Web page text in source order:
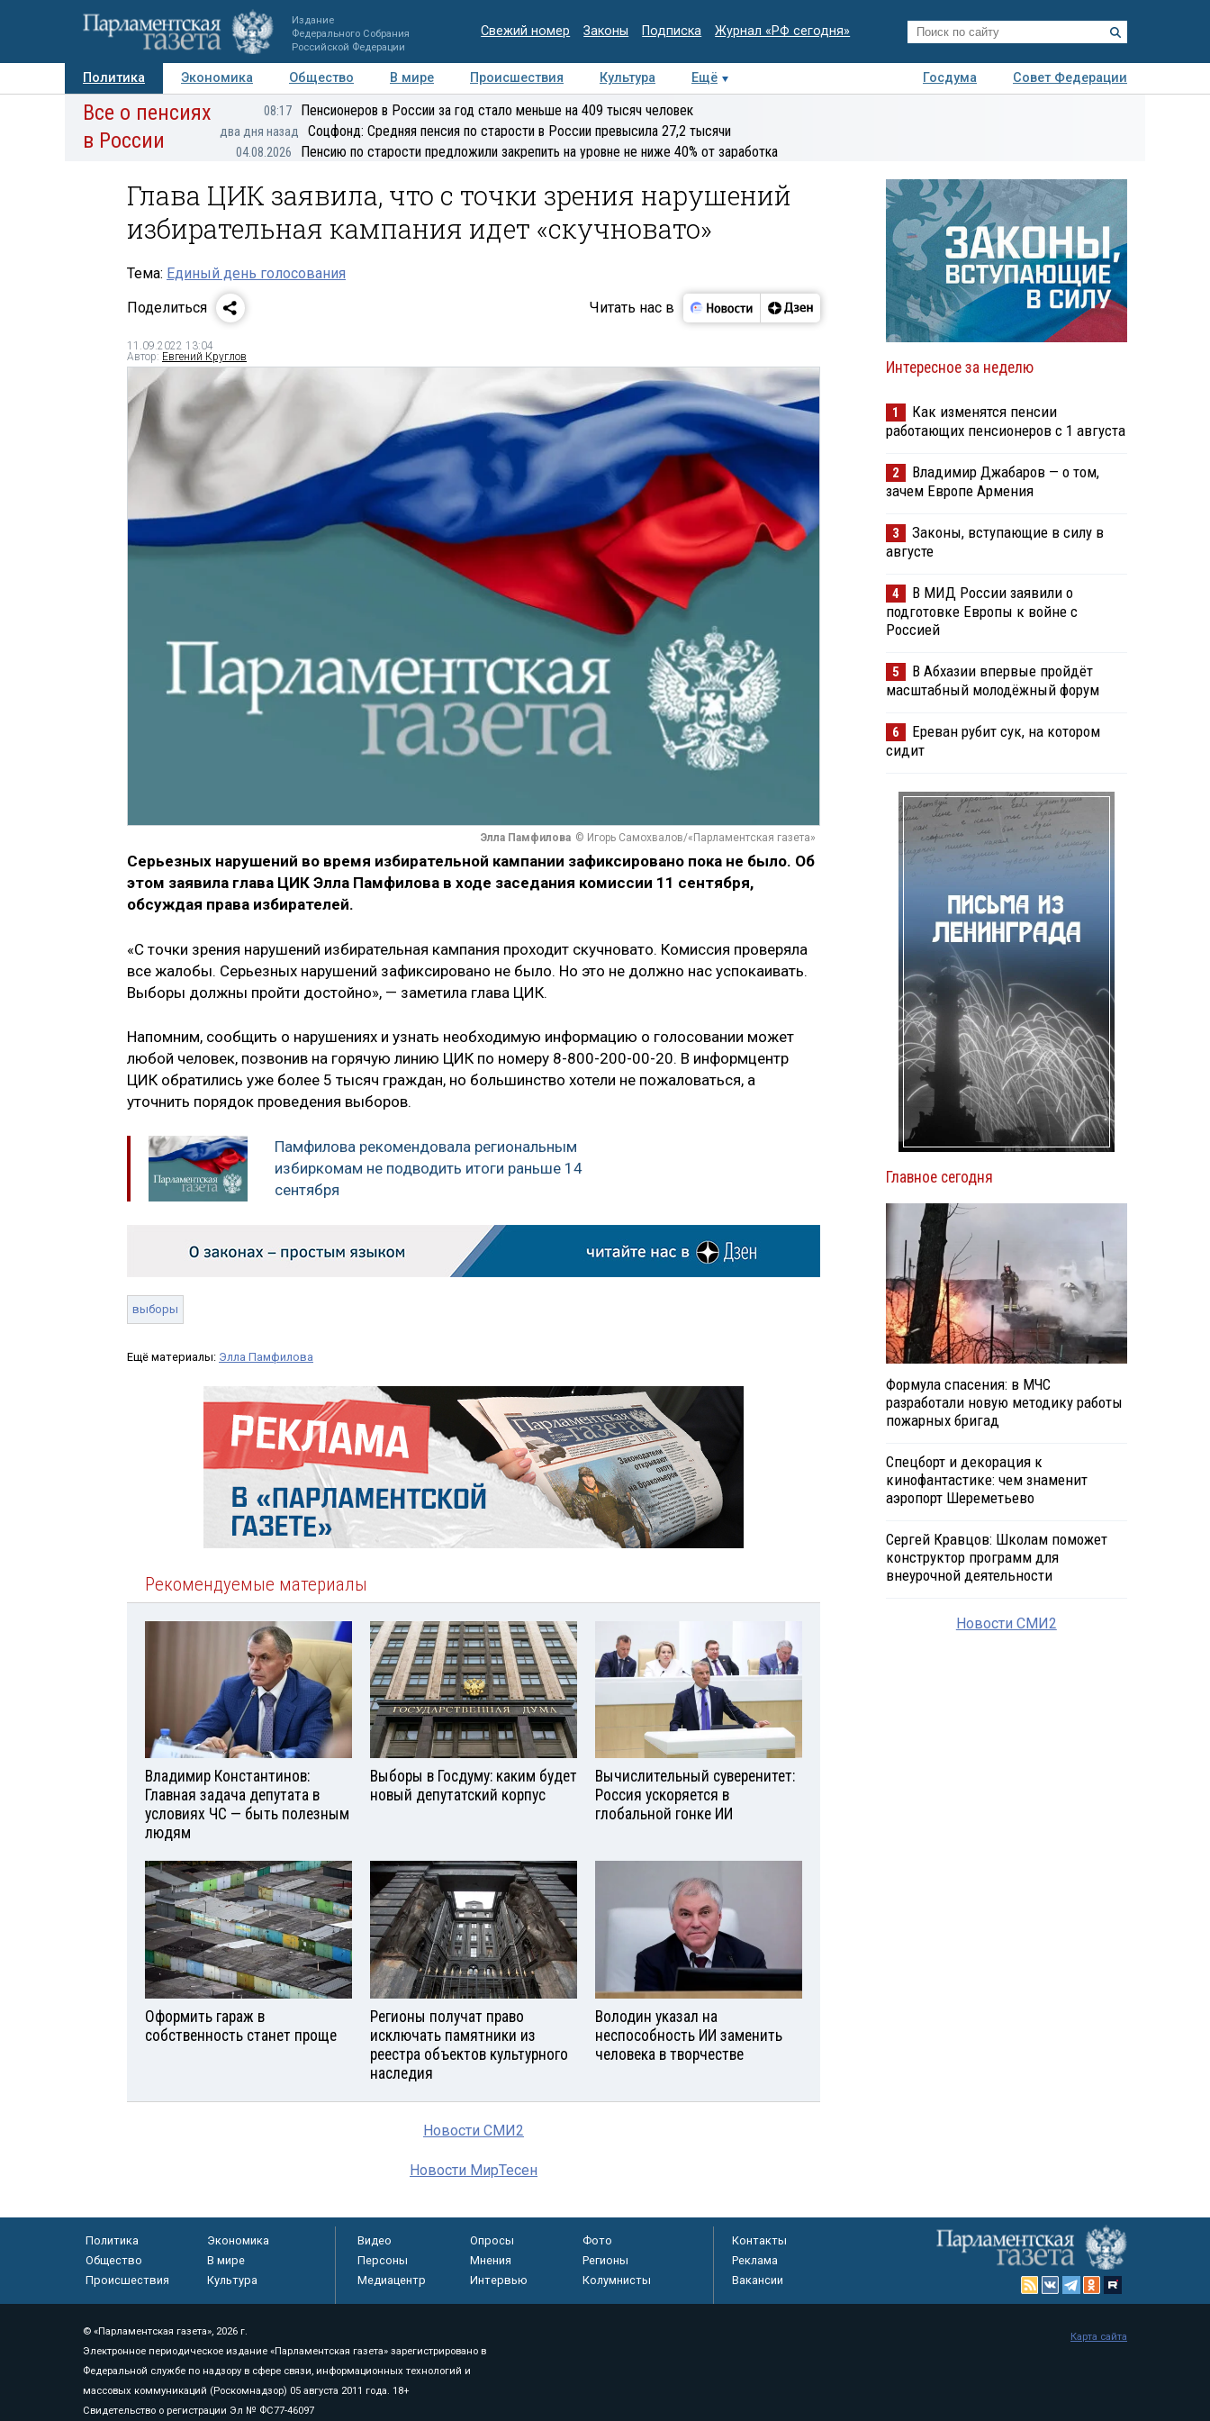
Издание
Федерального Собрания
Российской Федерации
Свежий номер Законы Подписка Журнал «РФ сегодня»
Политика Экономика Общество В мире Происшествия Культура Ещё Госдума
Совет Федерации
Авторы Персоны Мнения Регионы Медиацентр Интервью Колумнисты
Все о пенсиях
в России
08:17 Пенсионеров в России за год стало меньше на 409 тысяч человек
два дня назад Соцфонд: Средняя пенсия по старости в России превысила 27,2 тысячи
04.08.2026 Пенсию по старости предложили закрепить на уровне не ниже 40% от заработка
Глава ЦИК заявила, что с точки зрения нарушений
избирательная кампания идет «скучновато»
Тема: Единый день голосования
Поделиться
Читать нас в
11.09.2022 13:04
Автор: Евгений Круглов
Элла Памфилова © Игорь Самохвалов/«Парламентская газета»
Серьезных нарушений во время избирательной кампании зафиксировано пока не было. Об
этом заявила глава ЦИК Элла Памфилова в ходе заседания комиссии 11 сентября,
обсуждая права избирателей.
«С точки зрения нарушений избирательная кампания проходит скучновато. Комиссия проверяла
все жалобы. Серьезных нарушений зафиксировано не было. Но это не должно нас успокаивать.
Выборы должны пройти достойно», — заметила глава ЦИК.
Напомним, сообщить о нарушениях и узнать необходимую информацию о голосовании может
любой человек, позвонив на горячую линию ЦИК по номеру 8-800-200-00-20. В информцентр
ЦИК обратились уже более 5 тысяч граждан, но большинство хотели не пожаловаться, а
уточнить порядок проведения выборов.
Памфилова рекомендовала региональным
избиркомам не подводить итоги раньше 14
сентября
выборы
Ещё материалы: Элла Памфилова
Рекомендуемые материалы
Владимир Константинов:
Главная задача депутата в
условиях ЧС — быть полезным
людям
Выборы в Госдуму: каким будет
новый депутатский корпус
Вычислительный суверенитет:
Россия ускоряется в
глобальной гонке ИИ
Оформить гараж в
собственность станет проще
Регионы получат право
исключать памятники из
реестра объектов культурного
наследия
Володин указал на
неспособность ИИ заменить
человека в творчестве
Новости СМИ2
Новости МирТесен
Интересное за неделю
1
Как изменятся пенсии
работающих пенсионеров с 1 августа
2
Владимир Джабаров — о том,
зачем Европе Армения
3
Законы, вступающие в силу в
августе
4
В МИД России заявили о
подготовке Европы к войне с
Россией
5
В Абхазии впервые пройдёт
масштабный молодёжный форум
6
Ереван рубит сук, на котором
сидит
Главное сегодня
Формула спасения: в МЧС
разработали новую методику работы
пожарных бригад
Спецборт и декорация к
кинофантастике: чем знаменит
аэропорт Шереметьево
Сергей Кравцов: Школам поможет
конструктор программ для
внеурочной деятельности
Новости СМИ2
Политика
Экономика
Общество
В мире
Происшествия
Культура
Видео Опросы
Фото
Персоны
Мнения
Регионы
Медиацентр
Интервью Колумнисты
Контакты
Реклама
Вакансии
© «Парламентская газета», 2026 г.
Электронное периодическое издание «Парламентская газета» зарегистрировано в
Федеральной службе по надзору в сфере связи, информационных технологий и
массовых коммуникаций (Роскомнадзор) 05 августа 2011 года. 18+
Свидетельство о регистрации Эл № ФС77-46097
Карта сайта